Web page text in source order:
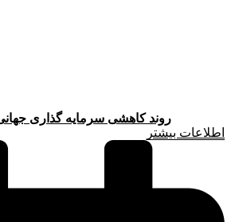
روند کاهشی سرمایه گذاری
اطلاعات بیشتر